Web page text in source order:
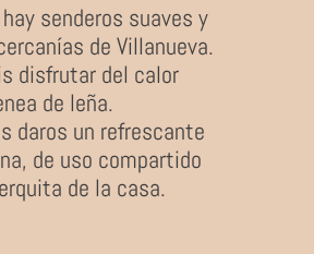
senderos suaves y
de Villanueva.
disfrutar del calor
de leña.
daros un refrescante
de uso compartido
de la casa.